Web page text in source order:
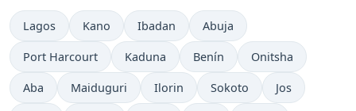
Lagos Kano Ibadan Abuja
Port Harcourt Kaduna Benín Onitsha
Aba Maiduguri Ilorin Sokoto Jos